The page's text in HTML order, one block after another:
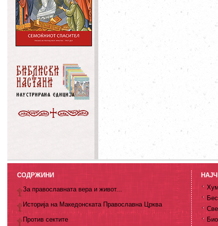
СОДРЖИНИ
За православната вера и живот...
Историја на Македонската Православна Црква
Против сектите